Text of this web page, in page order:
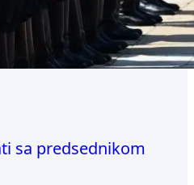
sa predsednikom